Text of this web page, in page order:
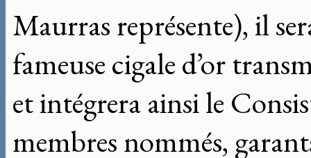
Maurras représente), il
fameuse cigale d’or
et intégrera ainsi le
membres nommés,